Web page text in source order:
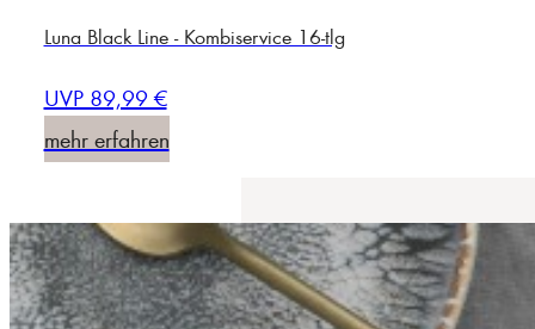
Luna Black Line - Kombiservice 16-tlg
UVP 89,99 €
mehr erfahren